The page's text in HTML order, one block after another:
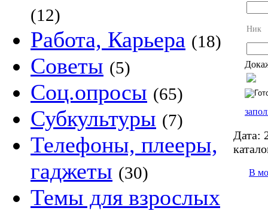
(12)
Работа, Карьера (18)
Советы (5)
Соц.опросы (65)
Субкультуры (7)
Телефоны, плееры,
гаджеты (30)
Темы для взрослых
Ник
Дата:
В